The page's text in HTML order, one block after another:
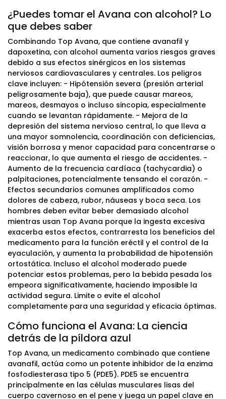
¿Puedes tomar el Avana con alcohol? Lo
que debes saber
Combinando Top Avana, que contiene avanafil y
dapoxetina, con alcohol aumenta varios riesgos graves
debido a sus efectos sinérgicos en los sistemas
nerviosos cardiovasculares y centrales. Los peligros
clave incluyen: - Hipótensión severa (presión arterial
peligrosamente baja), que puede causar mareos,
mareos, desmayos o incluso sincopia, especialmente
cuando se levantan rápidamente. - Mejora de la
depresión del sistema nervioso central, lo que lleva a
una mayor somnolencia, coordinación con deficiencias,
visión borrosa y menor capacidad para concentrarse o
reaccionar, lo que aumenta el riesgo de accidentes. -
Aumento de la frecuencia cardíaca (tachycardia) o
palpitaciones, potencialmente tensando el corazón. -
Efectos secundarios comunes amplificados como
dolores de cabeza, rubor, náuseas y boca seca. Los
hombres deben evitar beber demasiado alcohol
mientras usan Top Avana porque la ingesta excesiva
exacerba estos efectos, contrarresta los beneficios del
medicamento para la función eréctil y el control de la
eyaculación, y aumenta la probabilidad de hipotensión
ortostática. Incluso el alcohol moderado puede
potenciar estos problemas, pero la bebida pesada los
empeora significativamente, haciendo imposible la
actividad segura. Limite o evite el alcohol
completamente para una seguridad y eficacia óptimas.
Cómo funciona el Avana: La ciencia
detrás de la píldora azul
Top Avana, un medicamento combinado que contiene
avanafil, actúa como un potente inhibidor de la enzima
fosfodiesterasa tipo 5 (PDE5). PDE5 se encuentra
principalmente en las células musculares lisas del
cuerpo cavernoso en el pene y juega un papel clave en